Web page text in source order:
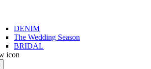
DENIM
The Wedding Season
BRIDAL